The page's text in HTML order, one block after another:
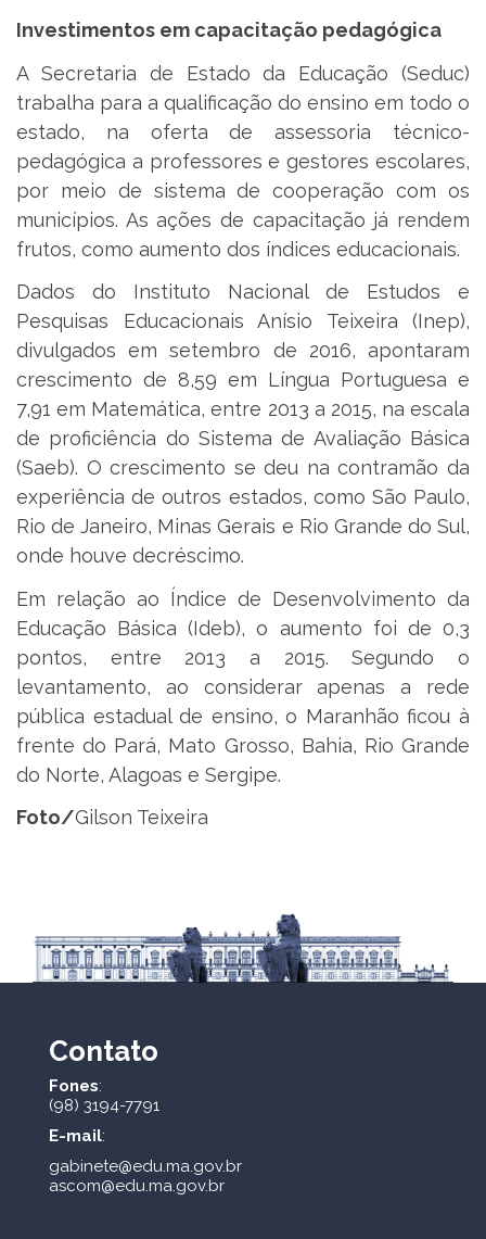
Investimentos em capacitação pedagógica
A Secretaria de Estado da Educação (Seduc)
trabalha para a qualificação do ensino em todo o
estado, na oferta de assessoria técnico-
pedagógica a professores e gestores escolares,
por meio de sistema de cooperação com os
municípios. As ações de capacitação já rendem
frutos, como aumento dos índices educacionais.
Dados do Instituto Nacional de Estudos e
Pesquisas Educacionais Anísio Teixeira (Inep),
divulgados em setembro de 2016, apontaram
crescimento de 8,59 em Língua Portuguesa e
7,91 em Matemática, entre 2013 a 2015, na escala
de proficiência do Sistema de Avaliação Básica
(Saeb). O crescimento se deu na contramão da
experiência de outros estados, como São Paulo,
Rio de Janeiro, Minas Gerais e Rio Grande do Sul,
onde houve decréscimo.
Em relação ao Índice de Desenvolvimento da
Educação Básica (Ideb), o aumento foi de 0,3
pontos, entre 2013 a 2015. Segundo o
levantamento, ao considerar apenas a rede
pública estadual de ensino, o Maranhão ficou à
frente do Pará, Mato Grosso, Bahia, Rio Grande
do Norte, Alagoas e Sergipe.
Foto/Gilson Teixeira
Contato
Fones:
(98) 3194-7791
E-mail:
gabinete@edu.ma.gov.br
ascom@edu.ma.gov.br